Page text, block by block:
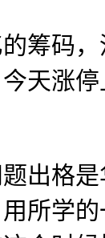
筹码，
天涨停
出格是
所学的